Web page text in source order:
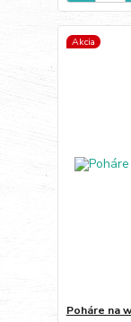
Akcia
Poháre na